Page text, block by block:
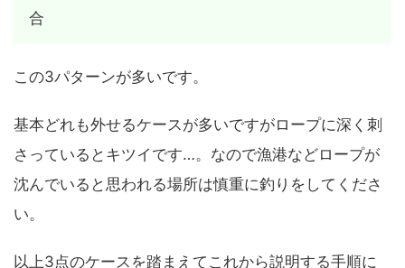
合
この3パターンが多いです。
基本どれも外せるケースが多いですがロープに深く刺
さっているとキツイです…。なので漁港などロープが
沈んでいると思われる場所は慎重に釣りをしてくださ
い。
以上3点のケースを踏まえてこれから説明する手順に